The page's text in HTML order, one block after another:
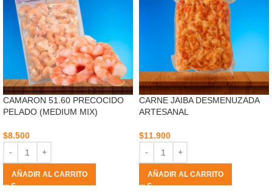
CAMARON 51.60 PRECOCIDO
PELADO (MEDIUM MIX)
$8.500
AÑADIR AL CARRITO
CARNE JAIBA DESMENUZADA
ARTESANAL
$11.900
AÑADIR AL CARRITO